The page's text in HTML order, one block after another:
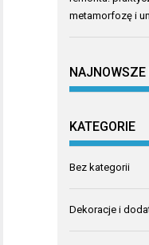
metamorfozę i
KATEGORIE
Bez kategorii
Dekoracje i